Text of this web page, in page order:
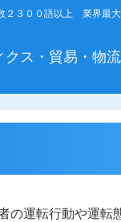
２３００語以上 業界最
クス・貿易・物
の運転行動や運転